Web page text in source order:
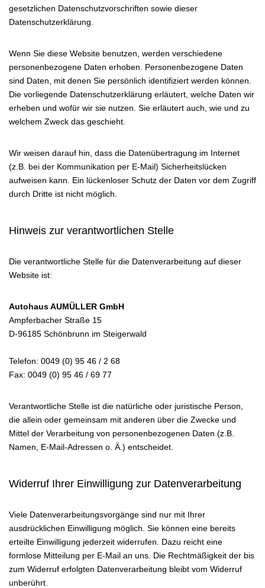
gesetzlichen Datenschutzvorschriften sowie dieser
Datenschutzerklärung.
Wenn Sie diese Website benutzen, werden verschiedene
personenbezogene Daten erhoben. Personenbezogene Daten
sind Daten, mit denen Sie persönlich identifiziert werden können.
Die vorliegende Datenschutzerklärung erläutert, welche Daten wir
erheben und wofür wir sie nutzen. Sie erläutert auch, wie und zu
welchem Zweck das geschieht.
Wir weisen darauf hin, dass die Datenübertragung im Internet
(z.B. bei der Kommunikation per E-Mail) Sicherheitslücken
aufweisen kann. Ein lückenloser Schutz der Daten vor dem Zugriff
durch Dritte ist nicht möglich.
Hinweis zur verantwortlichen Stelle
Die verantwortliche Stelle für die Datenverarbeitung auf dieser
Website ist:
Autohaus AUMÜLLER GmbH
Ampferbacher Straße 15
D-96185 Schönbrunn im Steigerwald
Telefon: 0049 (0) 95 46 / 2 68
Fax: 0049 (0) 95 46 / 69 77
Verantwortliche Stelle ist die natürliche oder juristische Person,
die allein oder gemeinsam mit anderen über die Zwecke und
Mittel der Verarbeitung von personenbezogenen Daten (z.B.
Namen, E-Mail-Adressen o. Ä.) entscheidet.
Widerruf Ihrer Einwilligung zur Datenverarbeitung
Viele Datenverarbeitungsvorgänge sind nur mit Ihrer
ausdrücklichen Einwilligung möglich. Sie können eine bereits
erteilte Einwilligung jederzeit widerrufen. Dazu reicht eine
formlose Mitteilung per E-Mail an uns. Die Rechtmäßigkeit der bis
zum Widerruf erfolgten Datenverarbeitung bleibt vom Widerruf
unberührt.